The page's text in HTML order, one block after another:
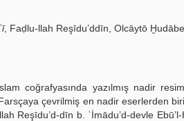
, Faḍlu-llah Reşīdu’ddīn, Olcāytō
coğrafyasında yazılmış nadir
çevrilmiş en nadir eserlerden
Reşīdu’d-dīn b. ʿİmādu’d-devle